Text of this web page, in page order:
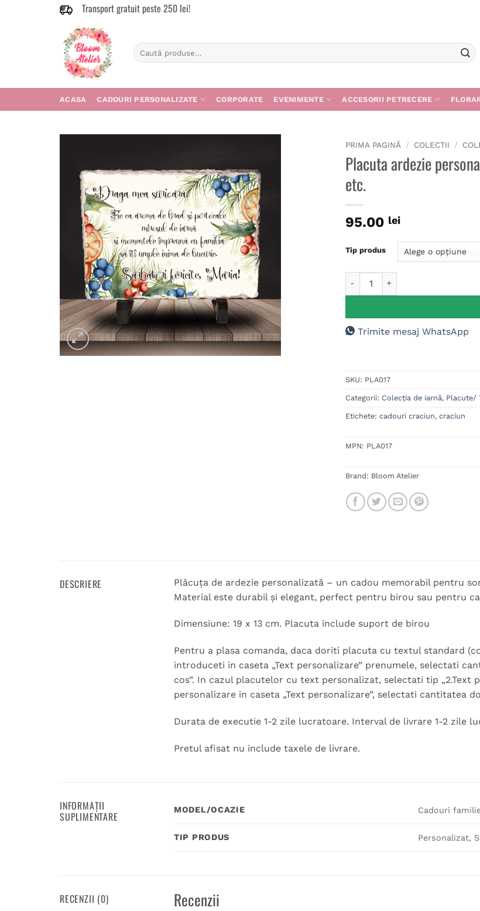
Transport gratuit peste 250 lei!
Caută
după:
ACASA CADOURI PERSONALIZATE CORPORATE EVENIMENTE ACCESORII PETRECERE
Adaugă
în
wishlist
PRIMA PAGINĂ / COLECTII /
Placuta ardezie
etc.
95.00 lei
Tip produs
Trimite mesaj WhatsApp
SKU: PLA017
Categorii: Colecția de iarnă, Placute/
Etichete: cadouri craciun, craciun
MPN: PLA017
Brand: Bloom Atelier
DESCRIERE
Plăcuța de ardezie personalizată – un cadou memorabil pentru
Material este durabil și elegant, perfect pentru birou sau pentru
Dimensiune: 19 x 13 cm. Placuta include suport de birou
Pentru a plasa comanda, daca doriti placuta cu textul standard
introduceti in caseta „Text personalizare” prenumele, selectati
cos”. In cazul placutelor cu text personalizat, selectati tip
personalizare in caseta „Text personalizare”, selectati cantitatea
Durata de executie 1-2 zile lucratoare. Interval de livrare 1-2 zile
Pretul afisat nu include taxele de livrare.
INFORMAȚII
SUPLIMENTARE MODEL/OCAZIE Cadouri
TIP PRODUS Personalizat,
RECENZII (0) Recenzii